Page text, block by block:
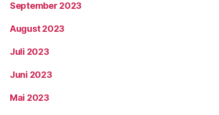
September 2023
August 2023
Juli 2023
Juni 2023
Mai 2023